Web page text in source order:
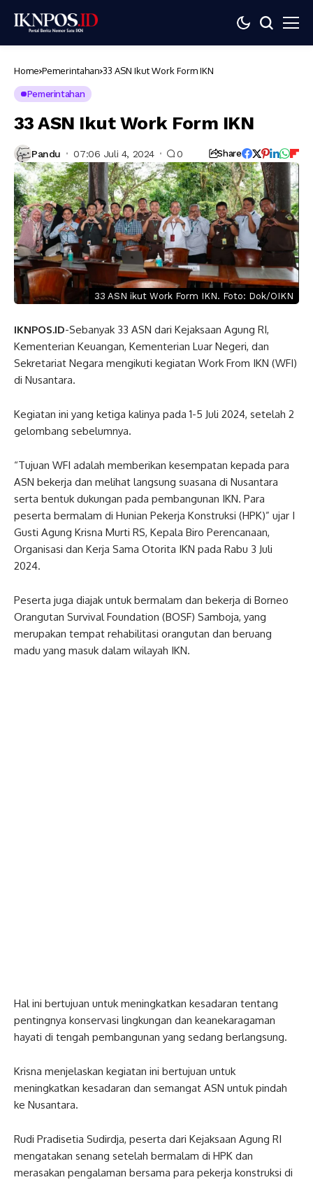
Home Pemerintahan 33 ASN Ikut Work Form IKN
Pemerintahan
33 ASN Ikut Work Form IKN
Pandu 07:06 Juli 4, 2024 0 Share
33 ASN ikut Work Form IKN. Foto: Dok/OIKN
IKNPOS.ID-Sebanyak 33 ASN dari Kejaksaan Agung RI,
Kementerian Keuangan, Kementerian Luar Negeri, dan
Sekretariat Negara mengikuti kegiatan Work From IKN (WFI)
di Nusantara.
Kegiatan ini yang ketiga kalinya pada 1-5 Juli 2024, setelah 2
gelombang sebelumnya.
“Tujuan WFI adalah memberikan kesempatan kepada para
ASN bekerja dan melihat langsung suasana di Nusantara
serta bentuk dukungan pada pembangunan IKN. Para
peserta bermalam di Hunian Pekerja Konstruksi (HPK)” ujar I
Gusti Agung Krisna Murti RS, Kepala Biro Perencanaan,
Organisasi dan Kerja Sama Otorita IKN pada Rabu 3 Juli
2024.
Peserta juga diajak untuk bermalam dan bekerja di Borneo
Orangutan Survival Foundation (BOSF) Samboja, yang
merupakan tempat rehabilitasi orangutan dan beruang
madu yang masuk dalam wilayah IKN.
Hal ini bertujuan untuk meningkatkan kesadaran tentang
pentingnya konservasi lingkungan dan keanekaragaman
hayati di tengah pembangunan yang sedang berlangsung.
Krisna menjelaskan kegiatan ini bertujuan untuk
meningkatkan kesadaran dan semangat ASN untuk pindah
ke Nusantara.
Rudi Pradisetia Sudirdja, peserta dari Kejaksaan Agung RI
mengatakan senang setelah bermalam di HPK dan
merasakan pengalaman bersama para pekerja konstruksi di